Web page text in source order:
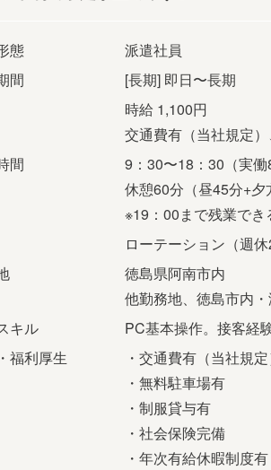
態
派遣社員
間
[長期] 即日〜長期
時給 1,100円
交通費有（当社規定
間
9：30〜18：30（実働
休憩60分（昼45分+夕
※19：00まで残業でき
ローテーション（週休
徳島県阿南市内
他勤務地、徳島市内・
キル
PC基本操作。接客経
福利厚生
・交通費有（当社規定
・無料駐車場有
・制服貸与有
・社会保険完備
・年次有給休暇制度有